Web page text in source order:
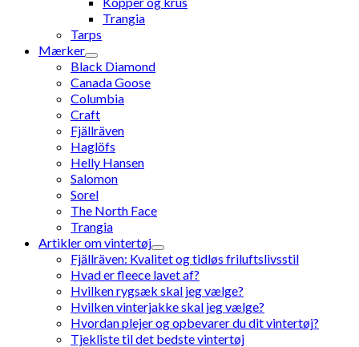
Trangia
Tarps
Mærker
Black Diamond
Canada Goose
Columbia
Craft
Fjällräven
Haglöfs
Helly Hansen
Salomon
Sorel
The North Face
Trangia
Artikler om vintertøj
Fjällräven: Kvalitet og tidløs friluftslivsstil
Hvad er fleece lavet af?
Hvilken rygsæk skal jeg vælge?
Hvilken vinterjakke skal jeg vælge?
Hvordan plejer og opbevarer du dit vintertøj?
Tjekliste til det bedste vintertøj